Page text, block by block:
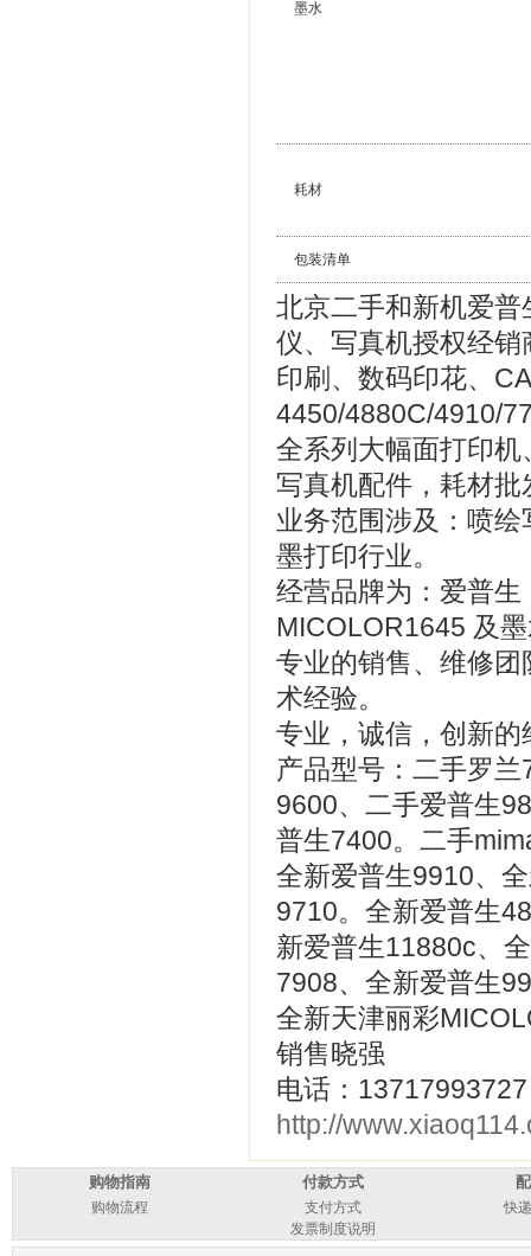
墨水
耗材
包装清单
北京二手和新机爱
仪、写真机授权经
印刷、数码印花、
4450/4880C/4910/
全系列大幅面打印
写真机配件，耗材批
业务范围涉及：喷
墨打印行业。
经营品牌为：爱普
MICOLOR1645 及
专业的销售、维修
术经验。
专业，诚信，创新
产品型号：二手罗
9600、二手爱普生
普生7400。二手
全新爱普生9910、
9710。全新爱普生
新爱普生11880c、
7908、全新爱普生
全新天津丽彩
销售晓强
电话：13717993727
http://
购物指南
购物流程
付款方式
支付方式
发票制度说明
快